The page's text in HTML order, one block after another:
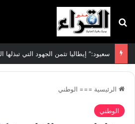
بحث عن
الرئيسية === الوطني
الوطني